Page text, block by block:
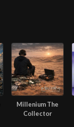
Millenium The
Collector